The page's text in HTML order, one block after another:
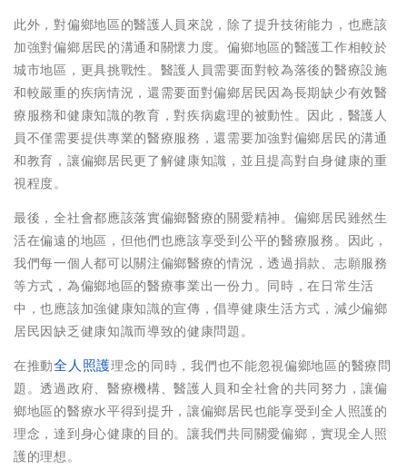
此外，對偏鄉地區的醫護人員來說，除了提升技術能力，也應該
加強對偏鄉居民的溝通和關懷力度。偏鄉地區的醫護工作相較於
城市地區，更具挑戰性。醫護人員需要面對較為落後的醫療設施
和較嚴重的疾病情況，還需要面對偏鄉居民因為長期缺少有效醫
療服務和健康知識的教育，對疾病處理的被動性。因此，醫護人
員不僅需要提供專業的醫療服務，還需要加強對偏鄉居民的溝通
和教育，讓偏鄉居民更了解健康知識，並且提高對自身健康的重
視程度。
最後，全社會都應該落實偏鄉醫療的關愛精神。偏鄉居民雖然生
活在偏遠的地區，但他們也應該享受到公平的醫療服務。因此，
我們每一個人都可以關注偏鄉醫療的情況，透過捐款、志願服務
等方式，為偏鄉地區的醫療事業出一份力。同時，在日常生活
中，也應該加強健康知識的宣傳，倡導健康生活方式，減少偏鄉
居民因缺乏健康知識而導致的健康問題。
在推動全人照護理念的同時，我們也不能忽視偏鄉地區的醫療問
題。透過政府、醫療機構、醫護人員和全社會的共同努力，讓偏
鄉地區的醫療水平得到提升，讓偏鄉居民也能享受到全人照護的
理念，達到身心健康的目的。讓我們共同關愛偏鄉，實現全人照
護的理想。